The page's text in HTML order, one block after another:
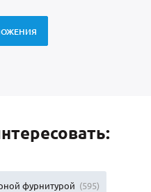
фурнитурой (595)